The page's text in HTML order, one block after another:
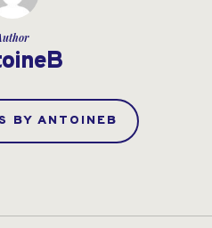
BY ANTOINEB